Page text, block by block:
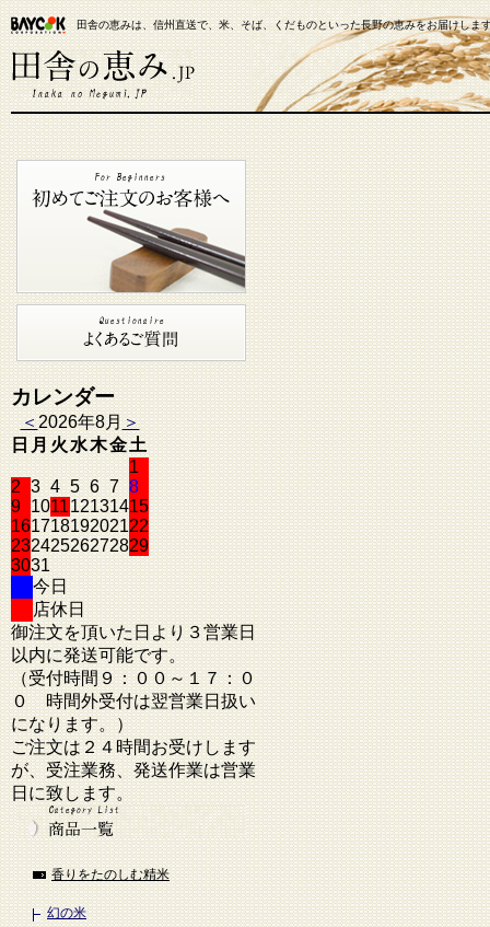
田舎の恵みは、信州直送で、米、そば、くだものといった長野の恵みをお届けしま
【米通販】田舎の恵み.JP
カレンダー
＜2026年8月＞
日月火水木金土
1
2 3 4 5 6 7 8
9 101112131415
16171819202122
23242526272829
3031
今日
店休日
御注文を頂いた日より３営業日
以内に発送可能です。
（受付時間９：００～１７：０
０ 時間外受付は翌営業日扱い
になります。）
ご注文は２４時間お受けします
が、受注業務、発送作業は営業
日に致します。
香りをたのしむ精米
幻の米